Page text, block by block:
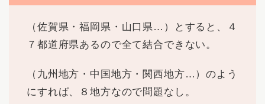
（佐賀県・福岡県・山口県…）とすると、
４
７都道府県あるので全て結合できない。
（九州地方・中国地方・関西地方…）のよう
にすれば、
８地方なので問題なし。